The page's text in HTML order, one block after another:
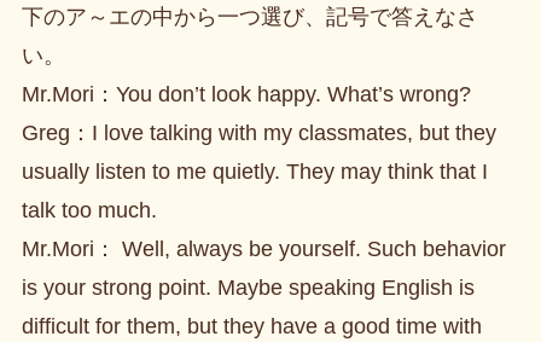
下のア～エの中から一つ選び、記号で答えなさ
い。
Mr.Mori：You don’t look happy. What’s wrong?
Greg：I love talking with my classmates, but they
usually listen to me quietly. They may think that I
talk too much.
Mr.Mori： Well, always be yourself. Such behavior
is your strong point. Maybe speaking English is
difficult for them, but they have a good time with